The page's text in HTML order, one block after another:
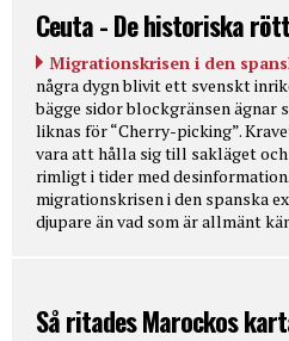
Ceuta - De historiska
Migrationskrisen i den
några dygn blivit ett svenskt
bägge sidor blockgränsen ägnar
liknas för “Cherry-picking”.
vara att hålla sig till sakläget och
rimligt i tider med
migrationskrisen i den spanska
djupare än vad som är allmänt
Så ritades Marockos